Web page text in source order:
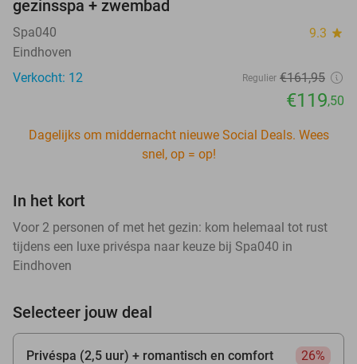
gezinsspa + zwembad
Spa040 9.3 star
Eindhoven
Verkocht: 12
Regulier €161,95
€119,50
Dagelijks om middernacht nieuwe Social Deals. Wees
snel, op = op!
In het kort
Voor 2 personen of met het gezin: kom helemaal tot rust
tijdens een luxe privéspa naar keuze bij Spa040 in
Eindhoven
Selecteer jouw deal
Privéspa (2,5 uur) + romantisch en comfort
26%